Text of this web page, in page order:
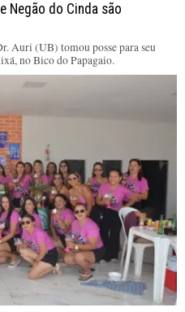
Negão do Cinda são
Auri (UB) tomou posse para seu
no Bico do Papagaio.